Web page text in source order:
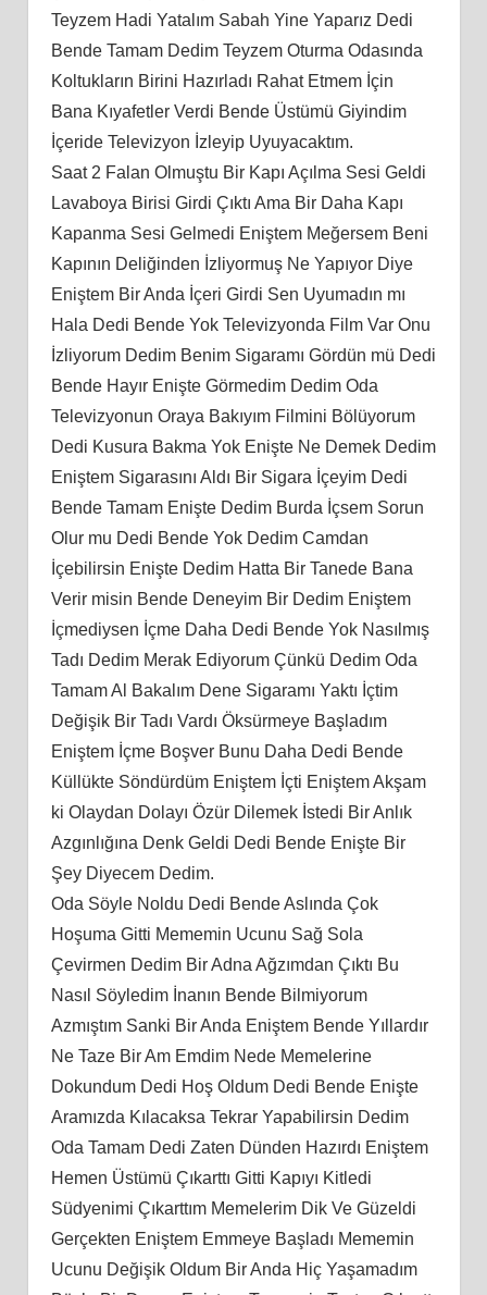
Teyzem Hadi Yatalım Sabah Yine Yaparız Dedi
Bende Tamam Dedim Teyzem Oturma Odasında
Koltukların Birini Hazırladı Rahat Etmem İçin
Bana Kıyafetler Verdi Bende Üstümü Giyindim
İçeride Televizyon İzleyip Uyuyacaktım.
Saat 2 Falan Olmuştu Bir Kapı Açılma Sesi Geldi
Lavaboya Birisi Girdi Çıktı Ama Bir Daha Kapı
Kapanma Sesi Gelmedi Eniştem Meğersem Beni
Kapının Deliğinden İzliyormuş Ne Yapıyor Diye
Eniştem Bir Anda İçeri Girdi Sen Uyumadın mı
Hala Dedi Bende Yok Televizyonda Film Var Onu
İzliyorum Dedim Benim Sigaramı Gördün mü Dedi
Bende Hayır Enişte Görmedim Dedim Oda
Televizyonun Oraya Bakıyım Filmini Bölüyorum
Dedi Kusura Bakma Yok Enişte Ne Demek Dedim
Eniştem Sigarasını Aldı Bir Sigara İçeyim Dedi
Bende Tamam Enişte Dedim Burda İçsem Sorun
Olur mu Dedi Bende Yok Dedim Camdan
İçebilirsin Enişte Dedim Hatta Bir Tanede Bana
Verir misin Bende Deneyim Bir Dedim Eniştem
İçmediysen İçme Daha Dedi Bende Yok Nasılmış
Tadı Dedim Merak Ediyorum Çünkü Dedim Oda
Tamam Al Bakalım Dene Sigaramı Yaktı İçtim
Değişik Bir Tadı Vardı Öksürmeye Başladım
Eniştem İçme Boşver Bunu Daha Dedi Bende
Küllükte Söndürdüm Eniştem İçti Eniştem Akşam
ki Olaydan Dolayı Özür Dilemek İstedi Bir Anlık
Azgınlığına Denk Geldi Dedi Bende Enişte Bir
Şey Diyecem Dedim.
Oda Söyle Noldu Dedi Bende Aslında Çok
Hoşuma Gitti Mememin Ucunu Sağ Sola
Çevirmen Dedim Bir Adna Ağzımdan Çıktı Bu
Nasıl Söyledim İnanın Bende Bilmiyorum
Azmıştım Sanki Bir Anda Eniştem Bende Yıllardır
Ne Taze Bir Am Emdim Nede Memelerine
Dokundum Dedi Hoş Oldum Dedi Bende Enişte
Aramızda Kılacaksa Tekrar Yapabilirsin Dedim
Oda Tamam Dedi Zaten Dünden Hazırdı Eniştem
Hemen Üstümü Çıkarttı Gitti Kapıyı Kitledi
Südyenimi Çıkarttım Memelerim Dik Ve Güzeldi
Gerçekten Eniştem Emmeye Başladı Mememin
Ucunu Değişik Oldum Bir Anda Hiç Yaşamadım